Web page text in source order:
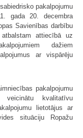
pakalpojumu
gada 20. decembra
Savienības darbību
attiecībā uz
dažiem
ar vispārēju
pakalpojumu
kvalitatīvu
lietotājus ar
situāciju Ropažu